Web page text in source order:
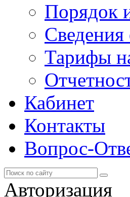
Порядок
Сведения
Тарифы
Кабинет
Контакты
Вопрос-
Авторизация